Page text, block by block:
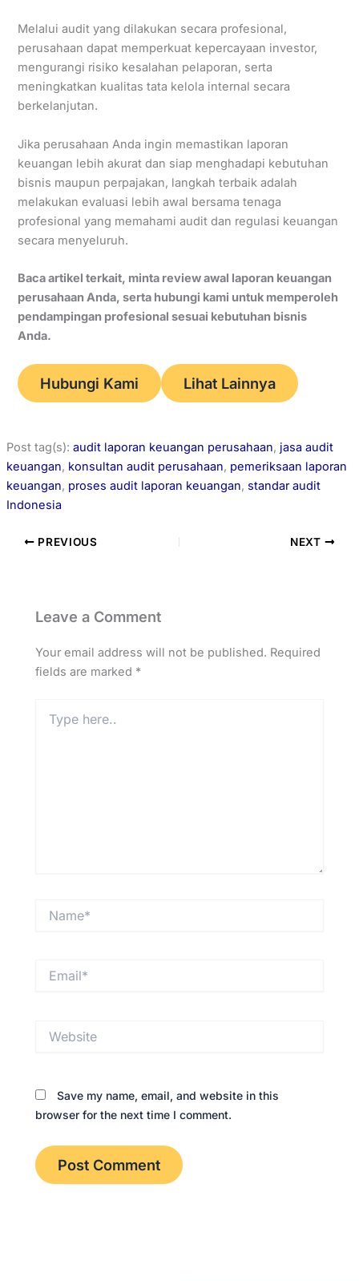
Melalui audit yang dilakukan secara profesional,
perusahaan dapat memperkuat kepercayaan investor,
mengurangi risiko kesalahan pelaporan, serta
meningkatkan kualitas tata kelola internal secara
berkelanjutan.
Jika perusahaan Anda ingin memastikan laporan
keuangan lebih akurat dan siap menghadapi kebutuhan
bisnis maupun perpajakan, langkah terbaik adalah
melakukan evaluasi lebih awal bersama tenaga
profesional yang memahami audit dan regulasi keuangan
secara menyeluruh.
Baca artikel terkait, minta review awal laporan keuangan
perusahaan Anda, serta hubungi kami untuk memperoleh
pendampingan profesional sesuai kebutuhan bisnis
Anda.
Hubungi Kami Lihat Lainnya
Post tag(s): audit laporan keuangan perusahaan, jasa audit
keuangan, konsultan audit perusahaan, pemeriksaan laporan
keuangan, proses audit laporan keuangan, standar audit
Indonesia
PREVIOUS NEXT
Leave a Comment
Your email address will not be published. Required
fields are marked *
here..
Save my name, email, and website in this
browser for the next time I comment.